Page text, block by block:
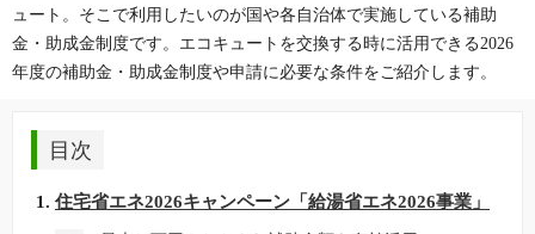
ュート。そこで利用したいのが国や各自治体で実施している補助
金・助成金制度です。エコキュートを交換する時に活用できる2026
年度の補助金・助成金制度や申請に必要な条件をご紹介します。
目次
住宅省エネ2026キャンペーン「給湯省エネ2026事業」